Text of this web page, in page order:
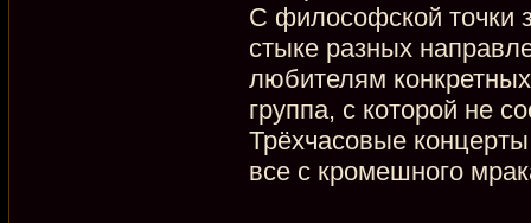
С философской точки
стыке разных
любителям
группа, с которой не
Трёхчасовые
все с кромешного